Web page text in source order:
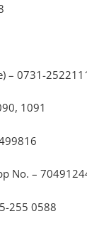
– 0731-
1091
No. –
255 0588